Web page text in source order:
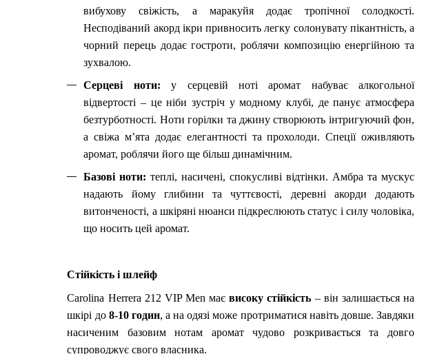
вибухову свіжість, а маракуйя додає тропічної солодкості.
Несподіваний акорд ікри привносить легку солонувату пікантність, а
чорний перець додає гостроти, роблячи композицію енергійною та
зухвалою.
Серцеві ноти: у серцевій ноті аромат набуває алкогольної
відвертості – це ніби зустріч у модному клубі, де панує атмосфера
безтурботності. Ноти горілки та джину створюють інтригуючий фон,
а свіжа м’ята додає елегантності та прохолоди. Спеції оживляють
аромат, роблячи його ще більш динамічним.
Базові ноти: теплі, насичені, спокусливі відтінки. Амбра та мускус
надають йому глибини та чуттєвості, деревні акорди додають
витонченості, а шкіряні нюанси підкреслюють статус і силу чоловіка,
що носить цей аромат.
Стійкість і шлейф
Carolina Herrera 212 VIP Men маєвисоку стійкість – він залишається на
шкірі до 8-10 годин, а на одязі може протриматися навіть довше. Завдяки
насиченим базовим нотам аромат чудово розкривається та довго
супроводжує свого власника.